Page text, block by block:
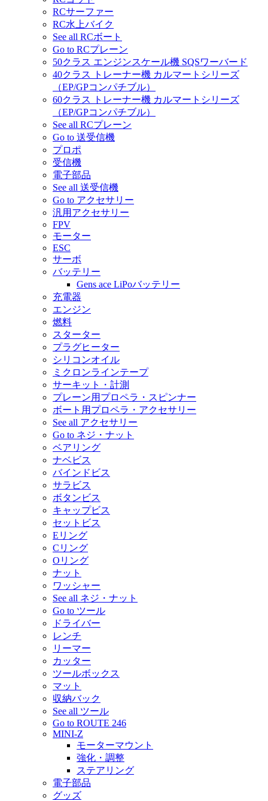
RCサーファー
RC水上バイク
See all RCボート
Go to RCプレーン
50クラス エンジンスケール機 SQSワーバード
40クラス トレーナー機 カルマートシリーズ
（EP/GPコンパチブル）
60クラス トレーナー機 カルマートシリーズ
（EP/GPコンパチブル）
See all RCプレーン
Go to 送受信機
プロポ
受信機
電子部品
See all 送受信機
Go to アクセサリー
汎用アクセサリー
FPV
モーター
ESC
サーボ
バッテリー
Gens ace LiPoバッテリー
充電器
エンジン
燃料
スターター
プラグヒーター
シリコンオイル
ミクロンラインテープ
サーキット・計測
プレーン用プロペラ・スピンナー
ボート用プロペラ・アクセサリー
See all アクセサリー
Go to ネジ・ナット
ベアリング
ナベビス
バインドビス
サラビス
ボタンビス
キャップビス
セットビス
Eリング
Cリング
Oリング
ナット
ワッシャー
See all ネジ・ナット
Go to ツール
ドライバー
レンチ
リーマー
カッター
ツールボックス
マット
収納バック
See all ツール
Go to ROUTE 246
MINI-Z
モーターマウント
強化・調整
ステアリング
電子部品
グッズ